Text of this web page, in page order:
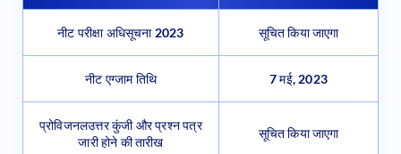
नीट परीक्षा अधिसूचना 2023 सूचित किया जाएगा
नीट एग्जाम तिथि 7 मई, 2023
प्रोविजनलउत्तर कुंजी और प्रश्न पत्र
जारी होने की तारीख
सूचित किया जाएगा